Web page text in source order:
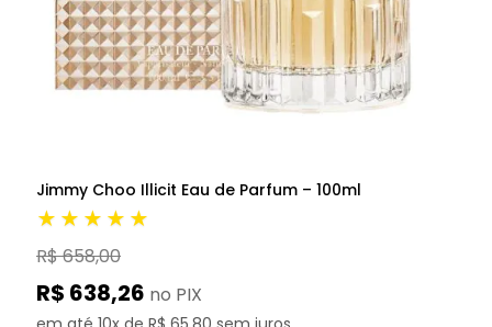
Jimmy Choo Illicit Eau de Parfum – 100ml
★★★★★
R$ 658,00
R$ 638,26 no PIX